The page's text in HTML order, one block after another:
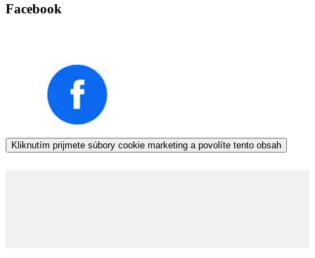
Facebook
Kliknutím prijmete súbory cookie marketing a povolíte tento obsah